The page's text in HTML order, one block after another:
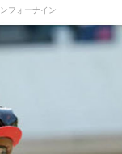
フォーナイン